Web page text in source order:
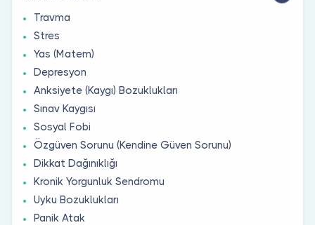
Travma
Stres
Yas (Matem)
Depresyon
Anksiyete (Kaygı) Bozuklukları
Sınav Kaygısı
Sosyal Fobi
Özgüven Sorunu (Kendine Güven Sorunu)
Dikkat Dağınıklığı
Kronik Yorgunluk Sendromu
Uyku Bozuklukları
Panik Atak